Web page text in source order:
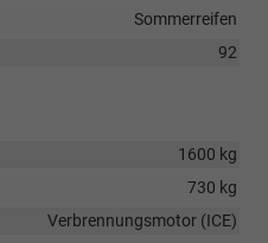
Sommerreifen
92
1600 kg
730 kg
Verbrennungsmotor (ICE)